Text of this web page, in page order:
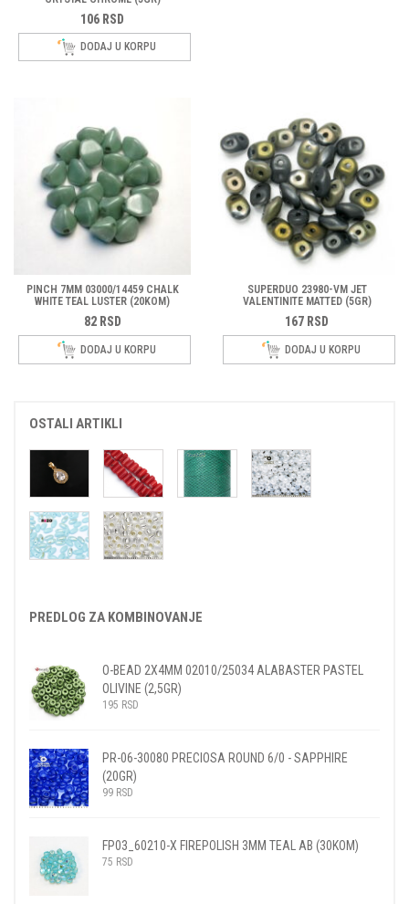
106 RSD
DODAJ U KORPU
PINCH 7MM 03000/14459 CHALK
WHITE TEAL LUSTER (20KOM)
82 RSD
DODAJ U KORPU
SUPERDUO 23980-VM JET
VALENTINITE MATTED (5GR)
167 RSD
DODAJ U KORPU
OSTALI ARTIKLI
PREDLOG ZA KOMBINOVANJE
O-BEAD 2X4MM 02010/25034 ALABASTER PASTEL
OLIVINE (2,5GR)
195 RSD
PR-06-30080 PRECIOSA ROUND 6/0 - SAPPHIRE
(20GR)
99 RSD
FP03_60210-X FIREPOLISH 3MM TEAL AB (30KOM)
75 RSD